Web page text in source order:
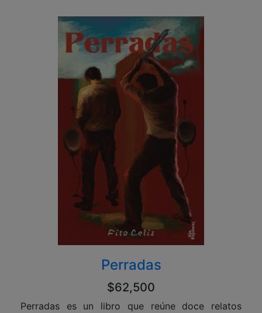
Perradas
$62,500
Perradas es un libro que reúne doce relatos